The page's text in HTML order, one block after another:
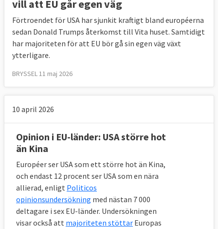
vill att EU går egen väg
Förtroendet för USA har sjunkit kraftigt bland européerna
sedan Donald Trumps återkomst till Vita huset. Samtidigt
har majoriteten för att EU bör gå sin egen väg växt
ytterligare.
BRYSSEL 11 maj 2026
10 april 2026
Opinion i EU-länder: USA större hot
än Kina
Européer ser USA som ett större hot än Kina,
och endast 12 procent ser USA som en nära
allierad, enligt Politicos
opinionsundersökning med nästan 7 000
deltagare i sex EU-länder. Undersökningen
visar också att majoriteten stöttar Europas